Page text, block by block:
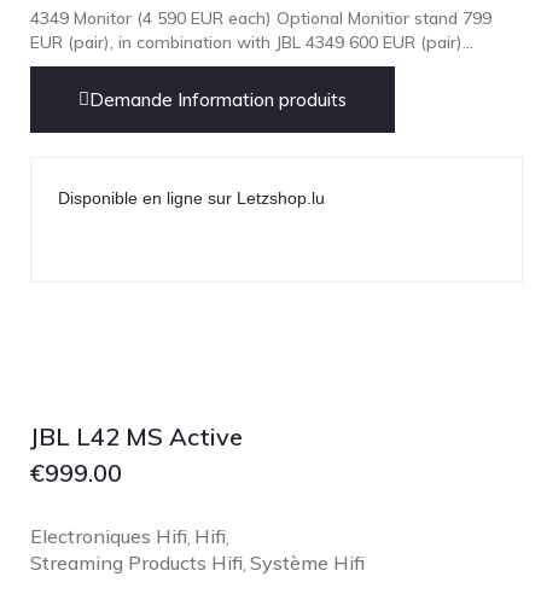
Technics
TonTräger.audio
Vivid Audio
4349 Monitor (4 590 EUR each) Optional Monitior stand 799
EUR (pair), in combination with JBL 4349 600 EUR (pair)...
Demande Information produits
Disponible en ligne sur Letzshop.lu
JBL L42 MS Active
€999.00
Electroniques Hifi Hifi
Streaming Products Hifi Système Hifi